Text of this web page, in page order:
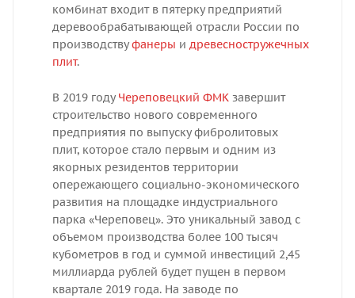
комбинат входит в пятерку предприятий
деревообрабатывающей отрасли России по
производствуфанеры и древесностружечных
плит.
В 2019 годуЧереповецкий ФМК завершит
строительство нового современного
предприятия по выпуску фибролитовых
плит, которое стало первым и одним из
якорных резидентов территории
опережающего социально-экономического
развития на площадке индустриального
парка «Череповец». Это уникальный завод с
объемом производства более 100 тысяч
кубометров в год и суммой инвестиций 2,45
миллиарда рублей будет пущен в первом
квартале 2019 года. На заводе по